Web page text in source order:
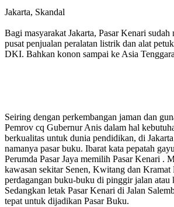
Jakarta, Skandal
Bagi masyarakat Jakarta, Pasar Kenari sudah
pusat penjualan peralatan listrik dan alat
DKI. Bahkan konon sampai ke Asia
Seiring dengan perkembangan jaman dan
Pemrov cq Gubernur Anis dalam hal
berkualitas untuk dunia pendidikan, di
namanya pasar buku. Ibarat kata pepatah
Perumda Pasar Jaya memilih Pasar Kenari .
kawasan sekitar Senen, Kwitang dan Kramat
perdagangan buku-buku di pinggir jalan atau
Sedangkan letak Pasar Kenari di Jalan
tepat untuk dijadikan Pasar Buku.